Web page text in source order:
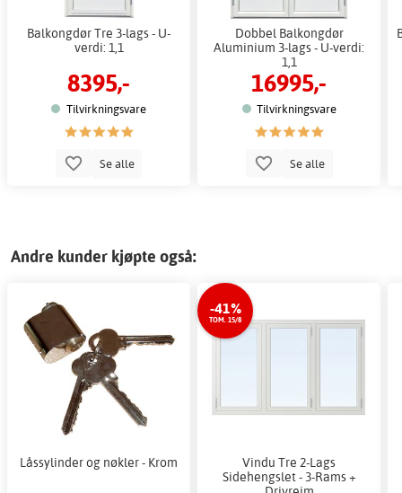
Balkongdør Tre 3-lags - U-
verdi: 1,1
8395,-
Tilvirkningsvare
Se alle
Dobbel Balkongdør
Aluminium 3-lags - U-verdi:
1,1
16995,-
Tilvirkningsvare
Se alle
Andre kunder kjøpte også:
Låssylinder og nøkler - Krom
-41%
TOM. 15/8
Vindu Tre 2-Lags
Sidehengslet - 3-Rams +